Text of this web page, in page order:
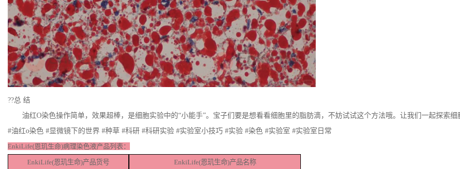
??总 结
油红O染色操作简单，效果超棒，是细胞实验中的“小能手”。宝子们要是想看看细胞里的脂肪滴，不妨试试这个方法哦。让我们一起探索
#油红o染色 #显微镜下的世界 #种草 #科研 #科研实验 #实验室小技巧 #实验 #染色 #实验室 #实验室日常
EnkiLife(恩玑生命)病理染色液产品列表：
EnkiLife(恩玑生命)产品货号 EnkiLife(恩玑生命)产品名称